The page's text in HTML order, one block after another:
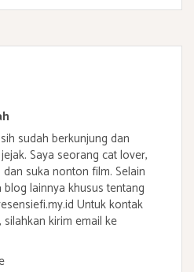
sudah berkunjung dan
Saya seorang cat lover,
suka nonton film. Selain
lainnya khusus tentang
Untuk kontak
kirim email ke